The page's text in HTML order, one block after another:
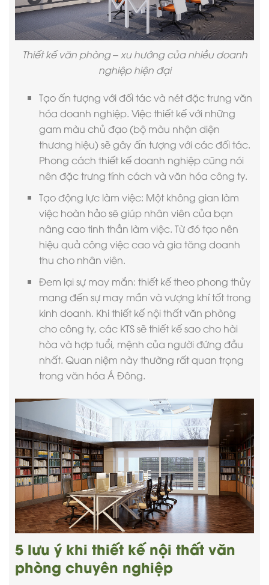
Thiết kế văn phòng – xu hướng của nhiều doanh
nghiệp hiện đại
Tạo ấn tượng với đối tác và nét đặc trưng văn
hóa doanh nghiệp. Việc thiết kế với những
gam màu chủ đạo (bộ màu nhận diện
thương hiệu) sẽ gây ấn tượng với các đối tác.
Phong cách thiết kế doanh nghiệp cũng nói
nên đặc trưng tính cách và văn hóa công ty.
Tạo động lực làm việc: Một không gian làm
việc hoàn hảo sẽ giúp nhân viên của bạn
nâng cao tinh thần làm việc. Từ đó tạo nên
hiệu quả công việc cao và gia tăng doanh
thu cho nhân viên.
Đem lại sự may mắn: thiết kế theo phong thủy
mang đến sự may mắn và vượng khí tốt trong
kinh doanh. Khi thiết kế nội thất văn phòng
cho công ty, các KTS sẽ thiết kế sao cho hài
hòa và hợp tuổi, mệnh của người đứng đầu
nhất. Quan niệm này thường rất quan trọng
trong văn hóa Á Đông.
5 lưu ý khi thiết kế nội thất văn
phòng chuyên nghiệp